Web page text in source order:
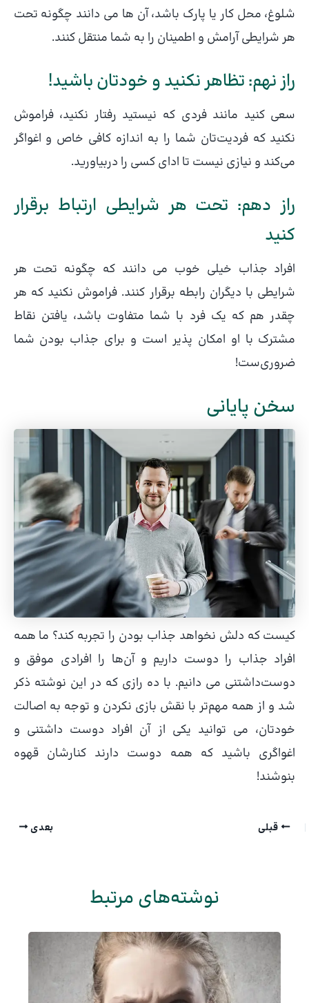
شلوغ، محل کار یا پارک باشد، آن ها می دانند چگونه تحت
هر شرایطی آرامش و اطمینان را به شما منتقل کنند.
راز نهم: تظاهر نکنید و خودتان باشید!
سعی کنید مانند فردی که نیستید رفتار نکنید، فراموش
نکنید که فردیت‌تان شما را به اندازه کافی خاص و اغواگر
می‌کند و نیازی نیست تا ادای کسی را دربیاورید.
راز دهم: تحت هر شرایطی ارتباط برقرار
کنید
افراد جذاب خیلی خوب می دانند که چگونه تحت هر
شرایطی با دیگران رابطه برقرار کنند. فراموش نکنید که هر
چقدر هم که یک فرد با شما متفاوت باشد، یافتن نقاط
مشترک با او امکان پذیر است و برای جذاب بودن شما
ضروری‌ست!
سخن پایانی
کیست که دلش نخواهد جذاب بودن را تجربه کند؟ ما همه
افراد جذاب را دوست داریم و آن‌ها را افرادی موفق و
دوست‌داشتنی می دانیم. با ده رازی که در این نوشته ذکر
شد و از همه مهم‌تر با نقش بازی نکردن و توجه به اصالت
خودتان، می توانید یکی از آن افراد دوست داشتنی و
اغواگری باشید که همه دوست دارند کنارشان قهوه
بنوشند!
قبلی بعدی
نوشته‌های مرتبط